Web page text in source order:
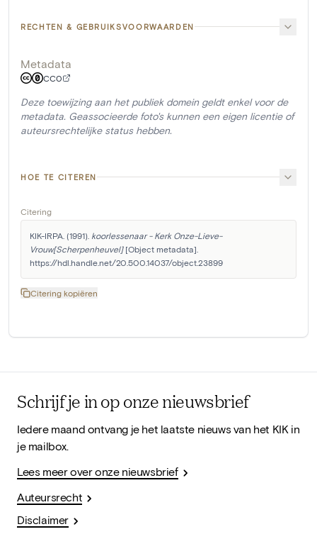
RECHTEN & GEBRUIKSVOORWAARDEN
Metadata
CC0
Deze toewijzing aan het publiek domein geldt enkel voor de
metadata. Geassocieerde foto's kunnen een eigen licentie of
auteursrechtelijke status hebben.
HOE TE CITEREN
Citering
KIK-IRPA. (1991). koorlessenaar - Kerk Onze-Lieve-
Vrouw[Scherpenheuvel] [Object metadata].
https://hdl.handle.net/20.500.14037/object.23899
Citering kopiëren
Schrijf je in op onze nieuwsbrief
Iedere maand ontvang je het laatste nieuws van het KIK in
je mailbox.
Lees meer over onze nieuwsbrief
Auteursrecht
Disclaimer